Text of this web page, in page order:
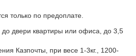
только по предоплате.
до двери квартиры или офиса, до 3,5
Казпочты, при весе 1-3кг., 1200-